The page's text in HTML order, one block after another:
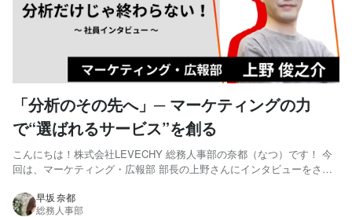
「分析のその先へ」─ マーケティングの力
で“選ばれるサービス”を創る
こんにちは！株式会社LEVECHY 総務人事部の奈都（なつ）です！ 今
回は、マーケティング・広報部 部長の上野さんにインタビューをさせ
と感じる記事となっています！ 是非、最後まで読んでいただけますと
早坂 奈都
総務人事部